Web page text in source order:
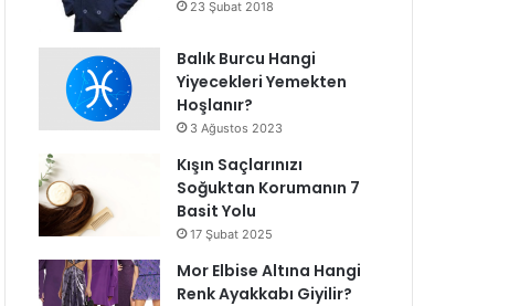
23 Şubat 2018
Balık Burcu Hangi
Yiyecekleri Yemekten
Hoşlanır?
3 Ağustos 2023
Kışın Saçlarınızı
Soğuktan Korumanın 7
Basit Yolu
17 Şubat 2025
Mor Elbise Altına Hangi
Renk Ayakkabı Giyilir?